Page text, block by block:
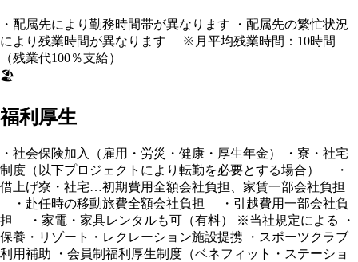
・配属先により勤務時間帯が異なります ・配属先の繁忙状況
により残業時間が異なります ※月平均残業時間：10時間
（残業代100％支給）
🏖️
福利厚生
・社会保険加入（雇用・労災・健康・厚生年金） ・寮・社宅
制度（以下プロジェクトにより転勤を必要とする場合） ・
借上げ寮・社宅…初期費用全額会社負担、家賃一部会社負担
・赴任時の移動旅費全額会社負担 ・引越費用一部会社負
担 ・家電・家具レンタルも可（有料） ※当社規定による ・
保養・リゾート・レクレーション施設提携 ・スポーツクラブ
利用補助 ・会員制福利厚生制度（ベネフィット・ステーショ